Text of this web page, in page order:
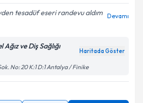
tesadüf eseri randevu aldım Devamı
ve Diş Sağlığı
Haritada Göster
No: 20 K:1 D:1 Antalya / Finike